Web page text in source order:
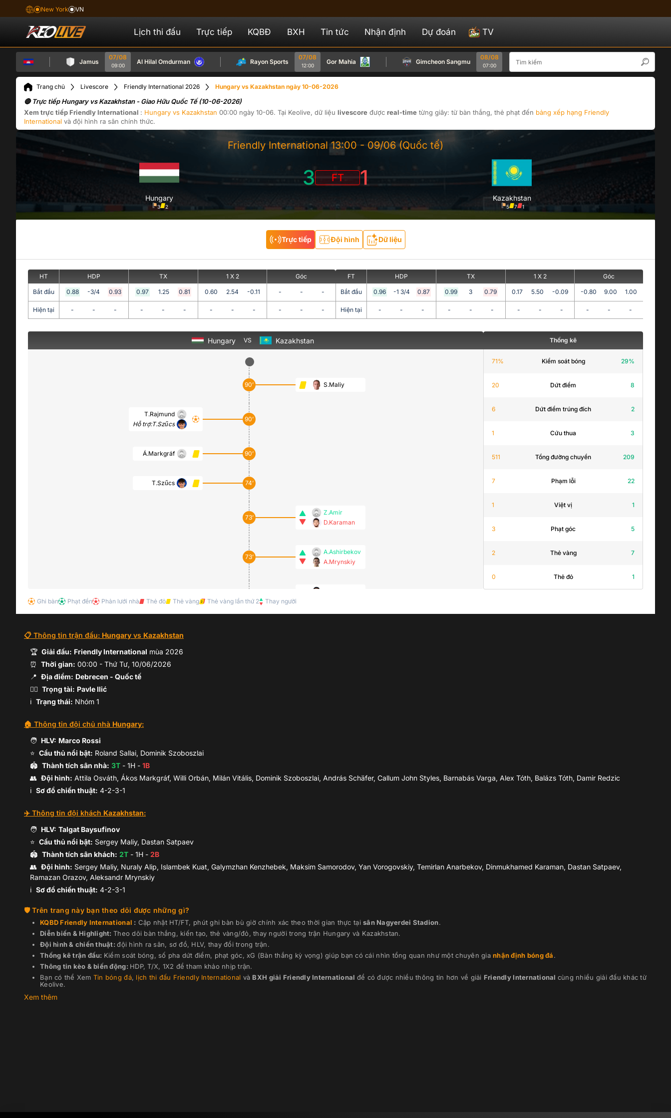
New York VN
Lịch thi đấu Trực tiếp KQBĐ BXH Tin tức Nhận định Dự đoán TV
Jamus
07/08
09:00 Al Hilal Omdurman Rayon Sports
07/08
12:00 Gor Mahia Gimcheon Sangmu
08/08
07:00 Seoul
Trang chủ Livescore Friendly International 2026 Hungary vs Kazakhstan ngày 10-06-2026
🔴 Trực tiếp Hungary vs Kazakhstan - Giao Hữu Quốc Tế (10-06-2026)
Xem trực tiếp Friendly International : Hungary vs Kazakhstan 00:00 ngày 10-06. Tại Keolive, dữ liệu livescore được real-time từng giây: từ bàn thắng, thẻ phạt đến bảng xếp hạng Friendly
International và đội hình ra sân chính thức.
Friendly International 13:00 - 09/06(Quốc tế)
Hungary
3 2
3 FT 1
Kazakhstan
5 7 1
Trực tiếp Đội hình Dữ liệu
HT HDP TX 1 X 2 Góc
Bắt đầu 0.88 -3/4 0.93 0.97 1.25 0.81 0.60 2.54 -0.11 - - -
Hiện tại - - - - - - - - - - - -
FT HDP TX 1 X 2 Góc
Bắt đầu 0.96 -1 3/4 0.87 0.99 3 0.79 0.17 5.50 -0.09 -0.80 9.00 1.00
Hiện tại - - - - - - - - - - - -
Hungary VS Kazakhstan
90’ S.Maliy
T.Rajmund
Hỗ trợ:T.Szűcs
90’
Á.Markgráf 90’
T.Szűcs 74’
73’
Z.Amir
D.Karaman
73’
A.Ashirbekov
A.Mrynskiy
A.Schäfer
Hỗ trợ:D.Szoboszlai
C.Styles
Á.Pécsi
62’
57’
G.Kenzhebek
Hỗ trợ:
T.Szűcs
T.Szűcs
Alex Tóth
D.Lukács
46’
Ghi bàn Phạt đền Phản lưới nhà Thẻ đỏ Thẻ vàng Thẻ vàng lần thứ 2 Thay người
Thống kê
71% Kiểm soát bóng 29%
20 Dứt điểm 8
6 Dứt điểm trúng đích 2
1 Cứu thua 3
511 Tổng đường chuyền 209
7 Phạm lỗi 22
1 Việt vị 1
3 Phạt góc 5
2 Thẻ vàng 7
0 Thẻ đỏ 1
📋 Thông tin trận đấu: Hungary vs Kazakhstan
🏆 Giải đấu: Friendly International mùa 2026
⏰ Thời gian: 00:00 - Thứ Tư, 10/06/2026
📍 Địa điểm: Debrecen - Quốc tế
🧑‍⚖️ Trọng tài: Pavle Ilić
ℹ️ Trạng thái: Nhóm 1
🏠 Thông tin đội chủ nhà Hungary:
🧑 HLV: Marco Rossi
⭐ Cầu thủ nổi bật: Roland Sallai, Dominik Szoboszlai
🏟️ Thành tích sân nhà: 3T - 1H - 1B
👥 Đội hình: Attila Osváth, Ákos Markgráf, Willi Orbán, Milán Vitális, Dominik Szoboszlai, András Schäfer, Callum John Styles, Barnabás Varga, Alex Tóth, Balázs Tóth, Damir Redzic
ℹ️️ Sơ đồ chiến thuật: 4-2-3-1
✈️ Thông tin đội khách Kazakhstan:
🧑 HLV: Talgat Baysufinov
⭐ Cầu thủ nổi bật: Sergey Maliy, Dastan Satpaev
🏟️ Thành tích sân khách: 2T - 1H - 2B
👥 Đội hình: Sergey Maliy, Nuraly Alip, Islambek Kuat, Galymzhan Kenzhebek, Maksim Samorodov, Yan Vorogovskiy, Temirlan Anarbekov, Dinmukhamed Karaman, Dastan Satpaev,
Ramazan Orazov, Aleksandr Mrynskiy
ℹ️️ Sơ đồ chiến thuật: 4-2-3-1
Trên trang này bạn theo dõi được những gì?
KQBDFriendly International : Cập nhật HT/FT, phút ghi bàn bù giờ chính xác theo thời gian thực tạisân Nagyerdei Stadion.
Diễn biến & Highlight: Theo dõi bàn thắng, kiến tạo, thẻ vàng/đỏ, thay người trong trận Hungary và Kazakhstan.
Đội hình & chiến thuật:đội hình ra sân, sơ đồ, HLV, thay đổi trong trận.
Thống kê trận đấu: Kiểm soát bóng, số pha dứt điểm, phạt góc, xG (Bàn thắng kỳ vọng) giúp bạn có cái nhìn tổng quan như một chuyên gia nhận định bóng đá.
Thông tin kèo & biến động: HDP, T/X, 1X2 để tham khảo nhịp trận.
Bạn có thể Xem Tin bóng đá, lịch thi đấu Friendly International và BXH giải Friendly International để có được nhiều thông tin hơn về giải Friendly International cùng nhiều giải đấu khác từ
Keolive.
Xem thêm